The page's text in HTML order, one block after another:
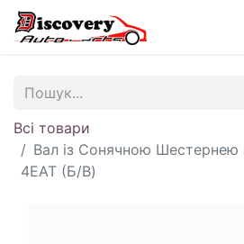
Всі товари
Вал із Сонячною Шестернею
4EAT (Б/В)